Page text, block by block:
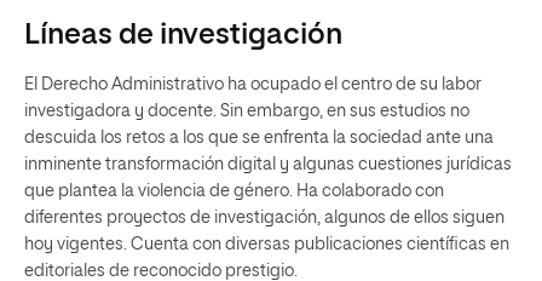
Líneas de investigación
El Derecho Administrativo ha ocupado el centro de su labor
investigadora y docente. Sin embargo, en sus estudios no
descuida los retos a los que se enfrenta la sociedad ante una
inminente transformación digital y algunas cuestiones jurídicas
que plantea la violencia de género. Ha colaborado con
diferentes proyectos de investigación, algunos de ellos siguen
hoy vigentes. Cuenta con diversas publicaciones científicas en
editoriales de reconocido prestigio.